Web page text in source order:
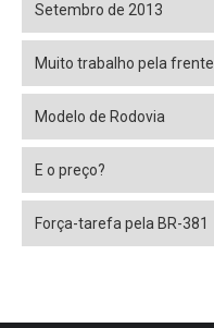
Setembro de 2013
Muito trabalho pela frente
Modelo de Rodovia
E o preço?
Força-tarefa pela BR-381